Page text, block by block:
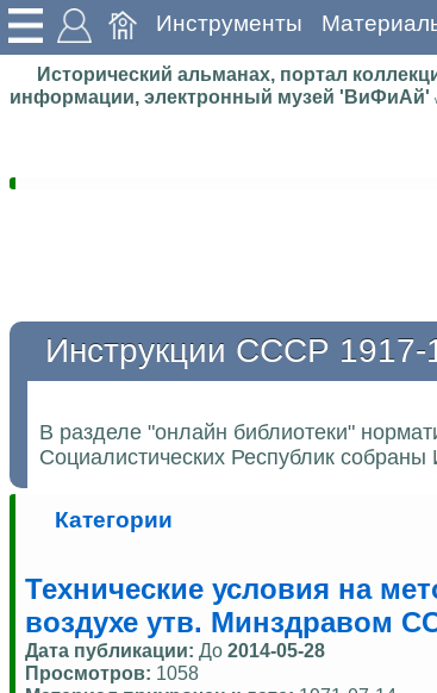
Инструменты
Исторический альманах, портал
информации, электронный музей 'ВиФиАй'
Инструкции СССР 1917-
В разделе "онлайн библиотеки"
Социалистических Республик собраны
Категории
Технические условия на
воздухе утв. Минздравом
Дата публикации: До 2014-05-28
Просмотров: 1058